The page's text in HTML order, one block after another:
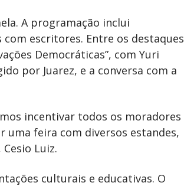
A programação inclui
escritores. Entre os destaques
Democráticas”, com Yuri
por Juarez, e a conversa com a
incentivar todos os moradores
uma feira com diversos estandes,
Luiz.
culturais e educativas. O